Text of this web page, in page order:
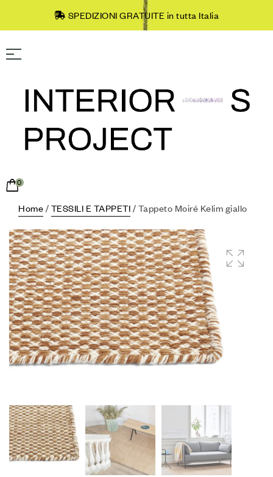
SPEDIZIONI GRATUITE in tutta Italia
0
Home / TESSILI E TAPPETI / Tappeto Moiré Kelim giallo